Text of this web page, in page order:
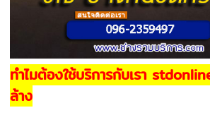
ทำไมต้องใช้บริการกับเรา
ล้าง